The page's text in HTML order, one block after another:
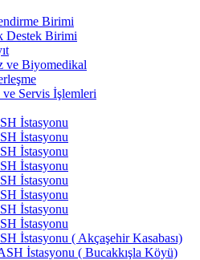
Birimi
Destek Birimi
ve Biyomedikal
Servis İşlemleri
İstasyonu
İstasyonu
İstasyonu
İstasyonu
İstasyonu
İstasyonu
İstasyonu
İstasyonu
İstasyonu ( Akçaşehir Kasabası)
İstasyonu ( Bucakkışla Köyü)